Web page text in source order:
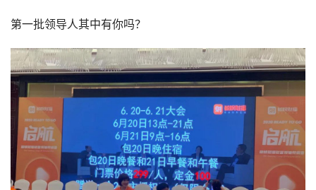
第一批领导人其中有你吗？